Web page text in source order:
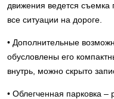
движения ведется съемка
все ситуации на дороге.
• Дополнительные
обусловлены его
внутрь, можно скрыто
• Облегченная парковка